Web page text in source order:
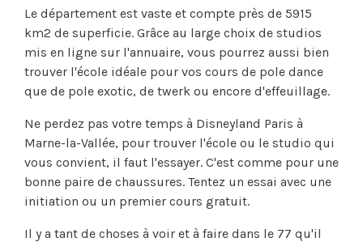
Le département est vaste et compte près de 5915
km2 de superficie. Grâce au large choix de studios
mis en ligne sur l'annuaire, vous pourrez aussi bien
trouver l'école idéale pour vos cours de pole dance
que de pole exotic, de twerk ou encore d'effeuillage.
Ne perdez pas votre temps à Disneyland Paris à
Marne-la-Vallée, pour trouver l'école ou le studio qui
vous convient, il faut l'essayer. C'est comme pour une
bonne paire de chaussures. Tentez un essai avec une
initiation ou un premier cours gratuit.
Il y a tant de choses à voir et à faire dans le 77 qu'il